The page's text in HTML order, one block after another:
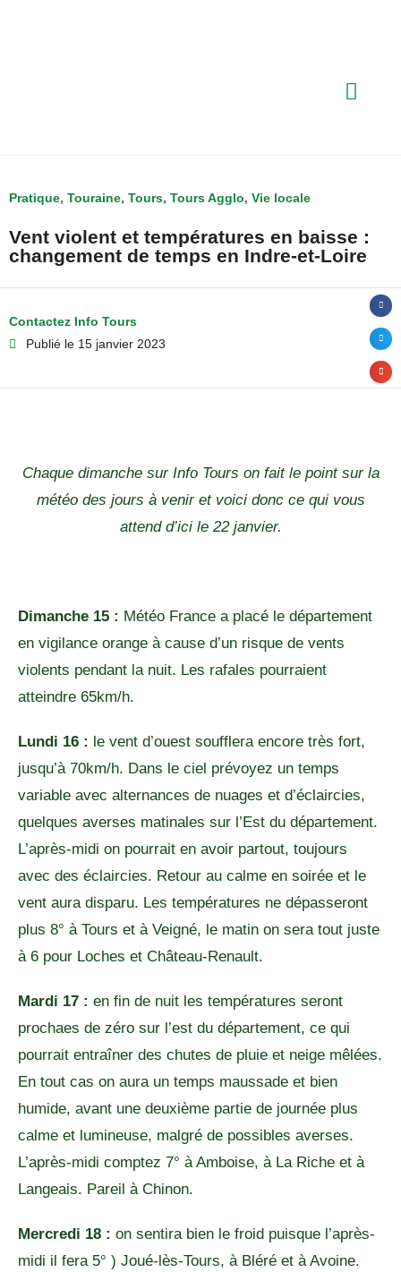
Pratique, Touraine, Tours, Tours Agglo, Vie locale
Vent violent et températures en baisse :
changement de temps en Indre-et-Loire
Contactez Info Tours
Publié le 15 janvier 2023
Chaque dimanche sur Info Tours on fait le point sur la
météo des jours à venir et voici donc ce qui vous
attend d’ici le 22 janvier.
Dimanche 15 : Météo France a placé le département
en vigilance orange à cause d’un risque de vents
violents pendant la nuit. Les rafales pourraient
atteindre 65km/h.
Lundi 16 : le vent d’ouest soufflera encore très fort,
jusqu’à 70km/h. Dans le ciel prévoyez un temps
variable avec alternances de nuages et d’éclaircies,
quelques averses matinales sur l’Est du département.
L’après-midi on pourrait en avoir partout, toujours
avec des éclaircies. Retour au calme en soirée et le
vent aura disparu. Les températures ne dépasseront
plus 8° à Tours et à Veigné, le matin on sera tout juste
à 6 pour Loches et Château-Renault.
Mardi 17 : en fin de nuit les températures seront
prochaes de zéro sur l’est du département, ce qui
pourrait entraîner des chutes de pluie et neige mêlées.
En tout cas on aura un temps maussade et bien
humide, avant une deuxième partie de journée plus
calme et lumineuse, malgré de possibles averses.
L’après-midi comptez 7° à Amboise, à La Riche et à
Langeais. Pareil à Chinon.
Mercredi 18 : on sentira bien le froid puisque l’après-
midi il fera 5° ) Joué-lès-Tours, à Bléré et à Avoine.